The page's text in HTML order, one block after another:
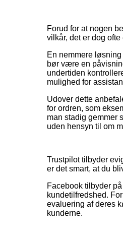
Forud for at nogen
vilkår, det er dog
En nemmere
bør være en
undertiden
mulighed for
Udover dette
for ordren, som
man stadig gemmer
uden hensyn til om
Trustpilot tilbyder
er det smart, at du
Facebook tilbyder
kundetilfredshed.
evaluering af deres
kunderne.